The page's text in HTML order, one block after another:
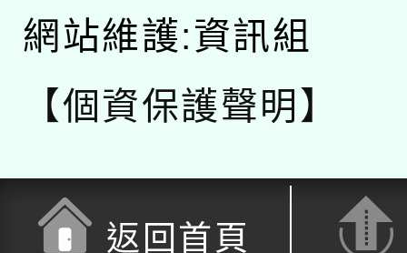
網站維護:資訊組
【個資保護聲明】
返回首頁